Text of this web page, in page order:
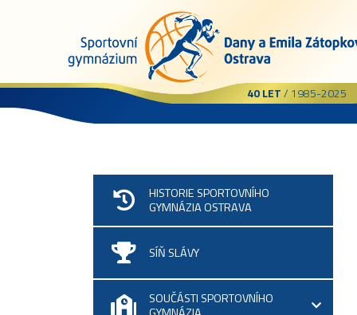
40 LET/ 1985-2025
HISTORIE SPORTOVNÍHO
GYMNÁZIA OSTRAVA
SÍŇ SLÁVY
SOUČÁSTI SPORTOVNÍHO